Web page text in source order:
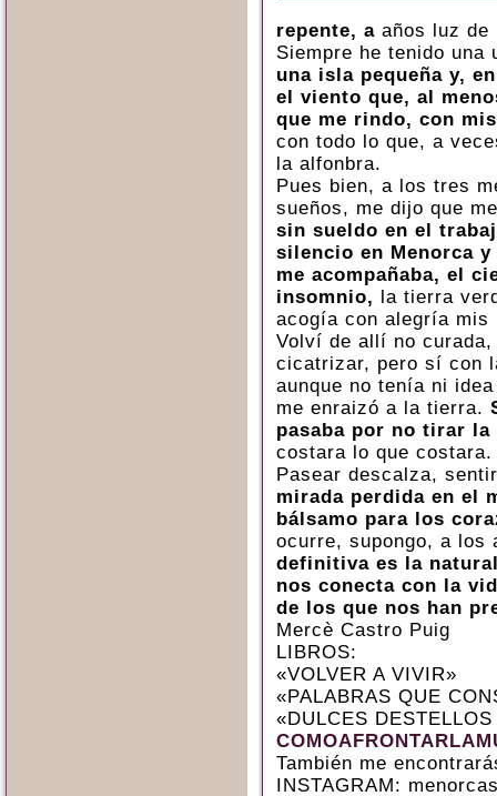
repente, a años luz de
Siempre he tenido una
una isla pequeña y,
el viento que, al
que me rindo, con
con todo lo que, a
la alfonbra.
Pues bien, a los tres
sueños, me dijo que
sin sueldo en el
silencio en Menorca
me acompañaba, el
insomnio, la tierra
acogía con alegría mis
Volví de allí no
cicatrizar, pero sí con
aunque no tenía ni
me enraizó a la tierra.
pasaba por no tirar la
costara lo que costara.
Pasear descalza,
mirada perdida en el
bálsamo para los
ocurre, supongo, a los
definitiva es la
nos conecta con la
de los que nos han
Mercè Castro Puig
LIBROS:
«VOLVER A VIVIR»
«PALABRAS QUE
«DULCES
También me
INSTAGRAM: